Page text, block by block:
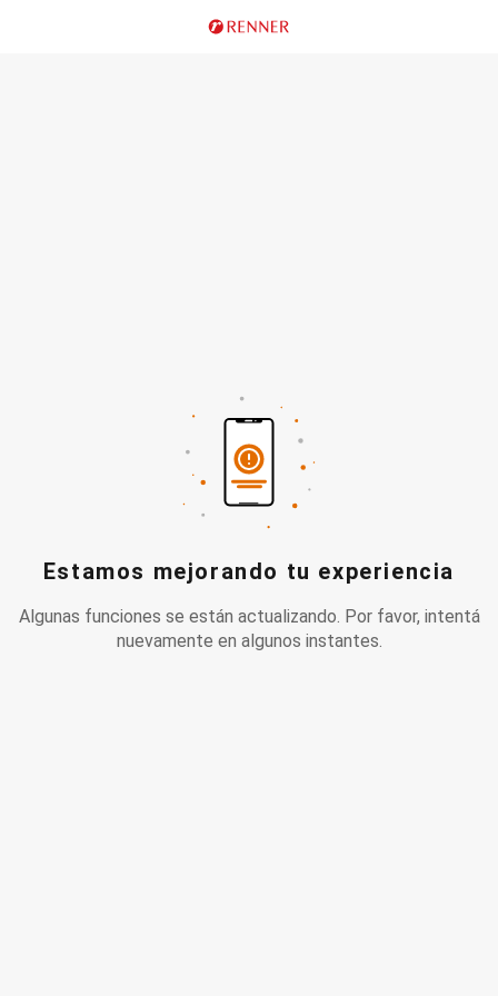
Estamos mejorando tu experiencia
Algunas funciones se están actualizando. Por favor, intentá
nuevamente en algunos instantes.